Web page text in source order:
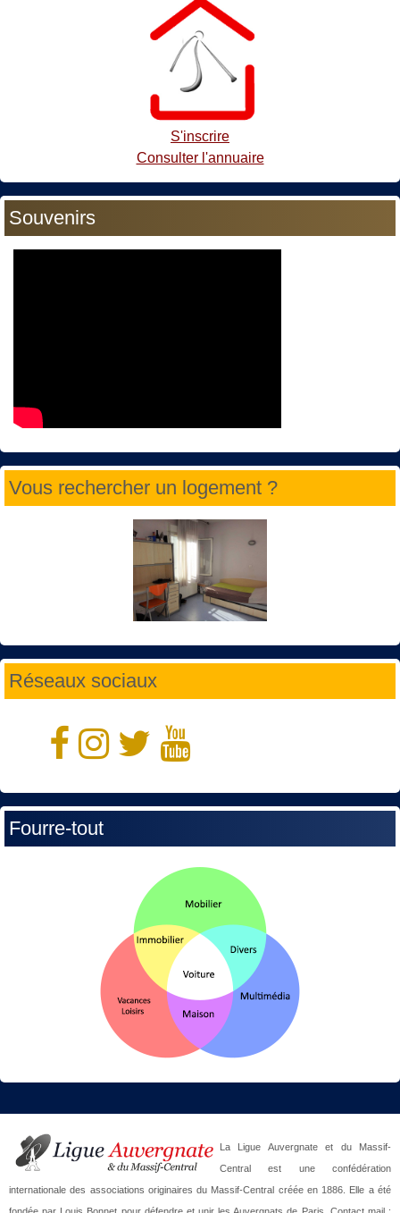
S'inscrire
Consulter l'annuaire
Souvenirs
Vous rechercher un logement ?
Réseaux sociaux
Fourre-tout
La Ligue Auvergnate et du Massif-
Central est une confédération
internationale des associations originaires du Massif-Central créée en 1886. Elle a été